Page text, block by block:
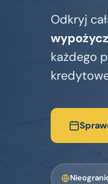
Odkryj
każdego